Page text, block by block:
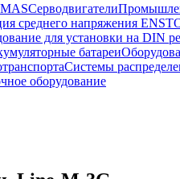
Cерводвигатели
среднего напряжения
для установки на DIN
батареи
Системы
оборудование